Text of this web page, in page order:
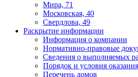
Мира, 71
Московская, 40
Свердлова, 49
Раскрытие информации
Информация о компании
Нормативно-правовые
Сведения о выполняемых
Порядок и условия
Перечень домов